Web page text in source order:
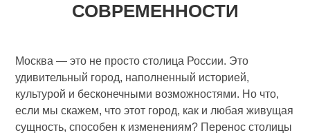
СОВРЕМЕННОСТИ
Москва — это не просто столица России. Это
удивительный город, наполненный историей,
культурой и бесконечными возможностями. Но что,
если мы скажем, что этот город, как и любая живущая
сущность, способен к изменениям? Перенос столицы